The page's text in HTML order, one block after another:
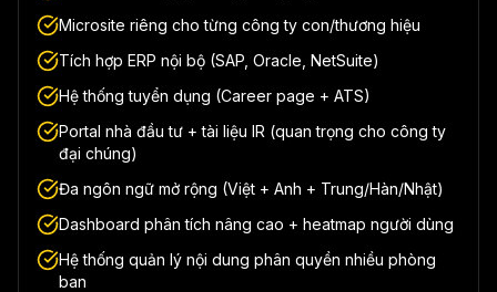
Microsite riêng cho từng công ty con/thương hiệu
Tích hợp ERP nội bộ (SAP, Oracle, NetSuite)
Hệ thống tuyển dụng (Career page + ATS)
Portal nhà đầu tư + tài liệu IR (quan trọng cho công ty
đại chúng)
Đa ngôn ngữ mở rộng (Việt + Anh + Trung/Hàn/Nhật)
Dashboard phân tích nâng cao + heatmap người dùng
Hệ thống quản lý nội dung phân quyền nhiều phòng
ban